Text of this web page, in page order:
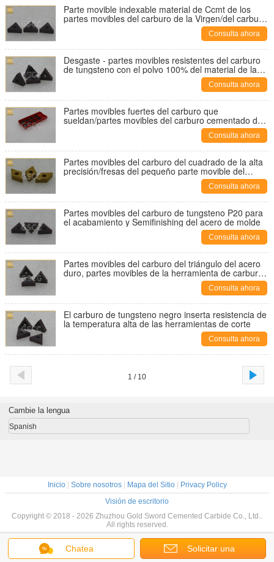
Parte movible indexable material de Ccmt de los
partes movibles del carburo de la Virgen/del carburo
Consulta ahora
Desgaste - partes movibles resistentes del carburo
de tungsteno con el polvo 100% del material de la
Consulta ahora
Partes movibles fuertes del carburo que
sueldan/partes movibles del carburo cementado del
Consulta ahora
Partes movibles del carburo del cuadrado de la alta
precisión/fresas del pequeño parte movible del
Consulta ahora
Partes movibles del carburo de tungsteno P20 para
el acabamiento y Semifinishing del acero de molde
Consulta ahora
Partes movibles del carburo del triángulo del acero
duro, partes movibles de la herramienta de carburo
Consulta ahora
El carburo de tungsteno negro inserta resistencia de
la temperatura alta de las herramientas de corte
Consulta ahora
1 / 10
Chatea Solicitar una
Cambie la lengua
Spanish
Inicio| Sobre nosotros| Mapa del Sitio|
Privacy Policy
Visión de escritorio
Copyright © 2018 - 2026 Zhuzhou Gold Sword Cemented Carbide Co., Ltd..
All rights reserved.